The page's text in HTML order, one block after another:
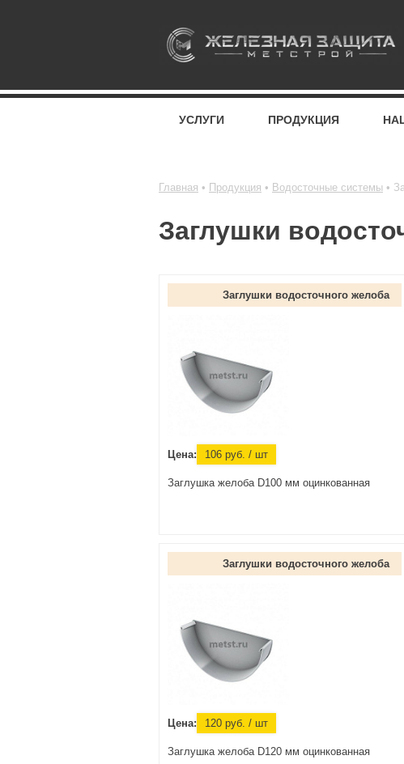
УСЛУГИ ПРОДУКЦИЯ
Главная Продукция Водосточные системы
Заглушки
Заглушки водосточного желоба
Цена: 106 руб. / шт
Заглушка желоба D100 мм оцинкованная
Заглушки водосточного желоба
Цена: 120 руб. / шт
Заглушка желоба D120 мм оцинкованная